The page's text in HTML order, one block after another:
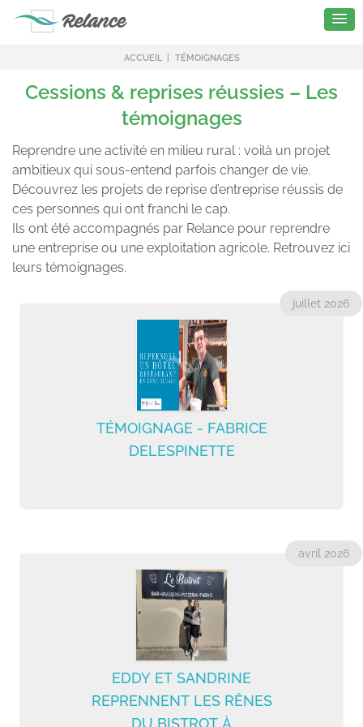
ACCUEIL TÉMOIGNAGES
Cessions & reprises réussies – Les
témoignages
Reprendre une activité en milieu rural : voilà un projet
ambitieux qui sous-entend parfois changer de vie.
Découvrez les projets de reprise d’entreprise réussis de
ces personnes qui ont franchi le cap.
Ils ont été accompagnés par Relance pour reprendre
une entreprise ou une exploitation agricole. Retrouvez ici
leurs témoignages.
TÉMOIGNAGE - FABRICE
DELESPINETTE
juillet 2026
Adresse : ALTIER
Gérants : DELESPINETTE Fabrice
Téléphone :07 65 24 16 73
EDDY ET SANDRINE
REPRENNENT LES RÊNES
DU BISTROT À
avril 2026